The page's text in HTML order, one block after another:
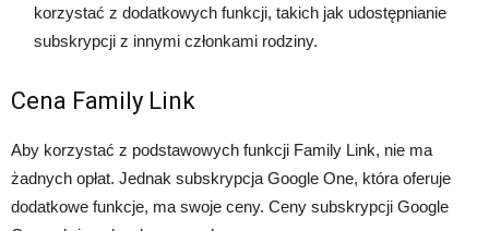
korzystać z dodatkowych funkcji, takich jak udostępnianie
subskrypcji z innymi członkami rodziny.
Cena Family Link
Aby korzystać z podstawowych funkcji Family Link, nie ma
żadnych opłat. Jednak subskrypcja Google One, która oferuje
dodatkowe funkcje, ma swoje ceny. Ceny subskrypcji Google